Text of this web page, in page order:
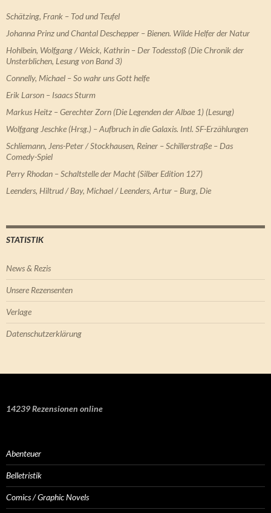
Schätzing, Frank – Tod und Teufel
Johanna Prinz und Chantal Deschepper – Bienen. Wilde Helfer der Natur
Hohlbein, Wolfgang / Weick, Kathrin – Der Todesstoß (Die Chronik der
Unsterblichen, Lesung von Band 3)
Connelly, Michael – So wahr uns Gott helfe
Erik Larson – Isaacs Sturm
Markus Heitz – Gerechter Zorn (Die Legenden der Albae 1) (Lesung)
Wolfgang Jeschke (Hrsg.) – Aufbruch in die Galaxis. Intl. SF-Erzählungen
Schliemann, Jens-Peter / Stockhausen, Reiner – Schillerstraße – Das
Comedy-Spiel
Perry Rhodan – Schaltstelle der Macht (Silber Edition 127)
Leenders, Hiltrud / Bay, Michael / Leenders, Artur – Burg, Die
STATISTIK
News & Rezis
Unsere Rezensenten
Verlage
Datenschutzerklärung
14239 Rezensionen online
Abenteuer
Belletristik
Comics / Graphic Novels